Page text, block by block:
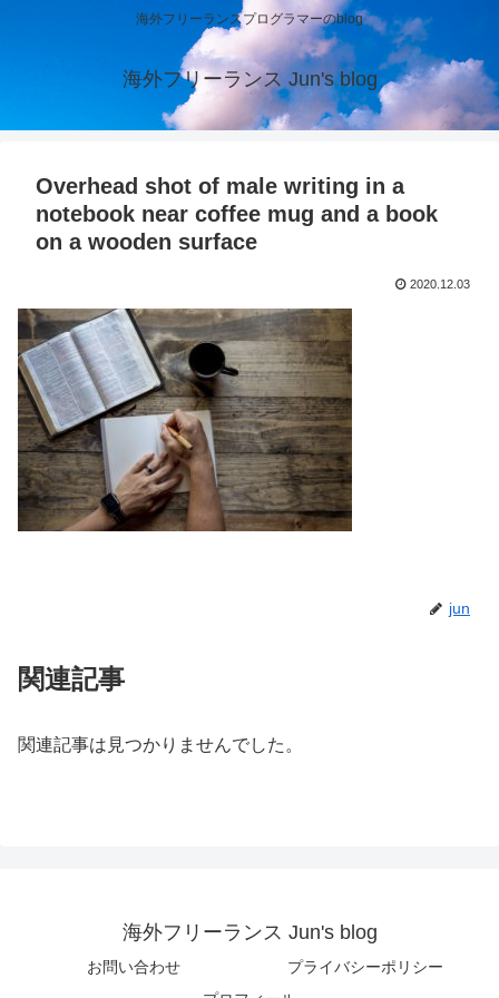
海外フリーランスプログラマーのblog
海外フリーランス Jun's blog
Overhead shot of male writing in a
notebook near coffee mug and a book
on a wooden surface
2020.12.03
jun
関連記事
関連記事は見つかりませんでした。
海外フリーランス Jun's blog
お問い合わせ
プライバシーポリシー